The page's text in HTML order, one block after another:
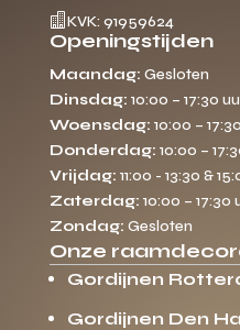
 KVK: 91959624
Openingstijden
Maandag: Gesloten
Dinsdag: 10:00 – 17:30
Woensdag: 10:00 –
Donderdag: 10:00 –
Vrijdag: 11:00 - 13:30 &
Zaterdag: 10:00 – 17:30
Zondag: Gesloten
Onze
Gordijnen
Gordijnen Den